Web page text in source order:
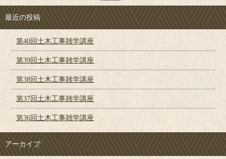
最近の投稿
第40回土木工事雑学講座
第39回土木工事雑学講座
第38回土木工事雑学講座
第37回土木工事雑学講座
第36回土木工事雑学講座
アーカイブ